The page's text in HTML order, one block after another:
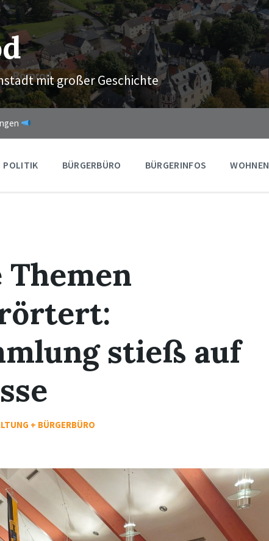
mit großer Geschichte
POLITIK BÜRGERBÜRO BÜRGERINFOS WOHNEN
stieß auf
+ BÜRGERBÜRO